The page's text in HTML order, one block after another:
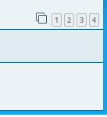
1 2 3 4